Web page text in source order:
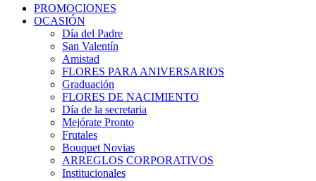
PROMOCIONES
OCASIÓN
Día del Padre
San Valentín
Amistad
FLORES PARA ANIVERSARIOS
Graduación
FLORES DE NACIMIENTO
Día de la secretaria
Mejórate Pronto
Frutales
Bouquet Novias
ARREGLOS CORPORATIVOS
Institucionales